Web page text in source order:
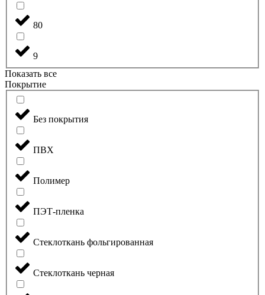
80
9
Показать все
Покрытие
Без покрытия
ПВХ
Полимер
ПЭТ-пленка
Стеклоткань фольгированная
Стеклоткань черная